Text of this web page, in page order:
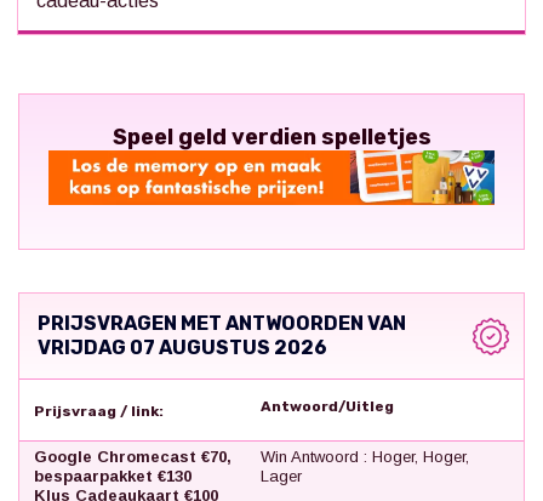
Speel geld verdien spelletjes
PRIJSVRAGEN MET ANTWOORDEN VAN
VRIJDAG 07 AUGUSTUS 2026
Prijsvraag / link: Antwoord/Uitleg
Google Chromecast €70,
bespaarpakket €130
Klus Cadeaukaart €100
Win Antwoord : Hoger, Hoger,
Lager